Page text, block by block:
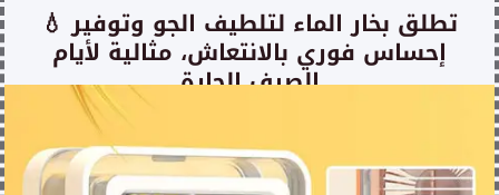
💧 تطلق بخار الماء لتلطيف الجو وتوفير
إحساس فوري بالانتعاش، مثالية لأيام
الصيف الحارة